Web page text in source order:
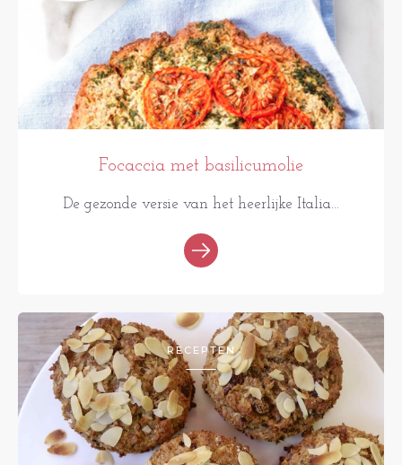
Focaccia met basilicumolie
De gezonde versie van het heerlijke Italia...
RECEPTEN